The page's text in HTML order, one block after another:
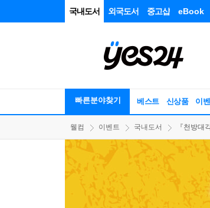
국내도서 외국도서 중고샵 eBook
빠른분야찾기 베스트 신상품 이
웰컴 이벤트 국내도서 『천방